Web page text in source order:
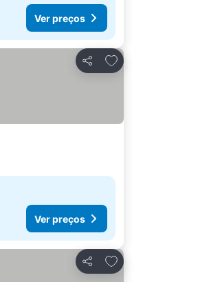
Ver preços
Partilhar
Adicionar aos favoritos
Ver preços
Partilhar
Adicionar aos favoritos